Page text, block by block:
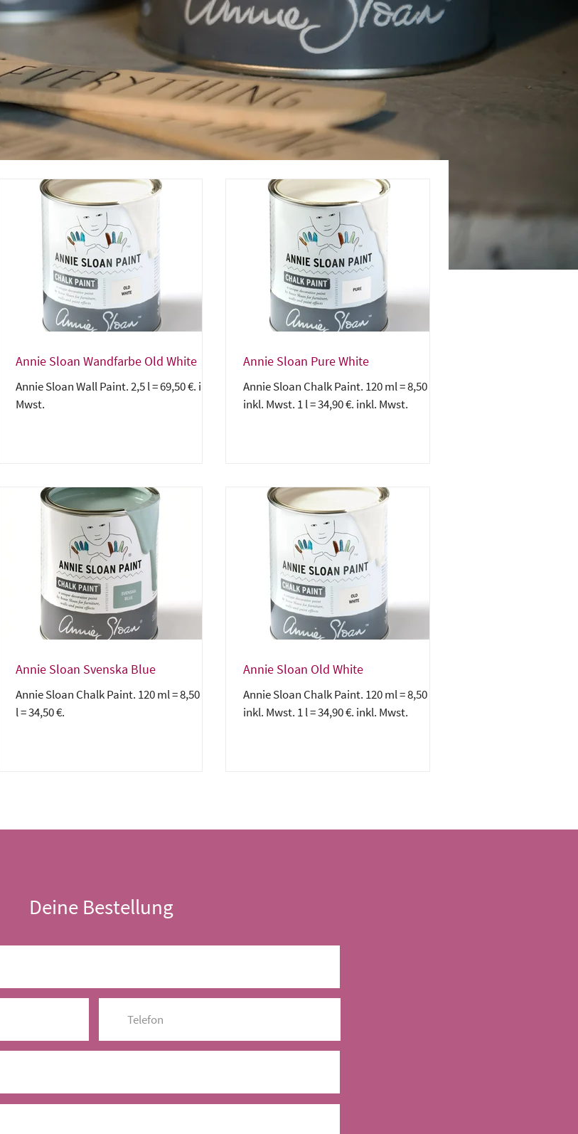
Annie Sloan Wandfarbe Old White
Annie Sloan Wall Paint. 2,5 l = 69,50 €. inkl.
Mwst.
Annie Sloan Pure White
Annie Sloan Chalk Paint. 120 ml = 8,50 €.
inkl. Mwst. 1 l = 34,90 €. inkl. Mwst.
Annie Sloan Svenska Blue
Annie Sloan Chalk Paint. 120 ml = 8,50 €. 1
l = 34,50 €.
Annie Sloan Old White
Annie Sloan Chalk Paint. 120 ml = 8,50 €.
inkl. Mwst. 1 l = 34,90 €. inkl. Mwst.
Deine Bestellung